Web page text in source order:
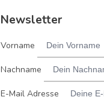
Newsletter
Vorname
Nachname
E-Mail Adresse